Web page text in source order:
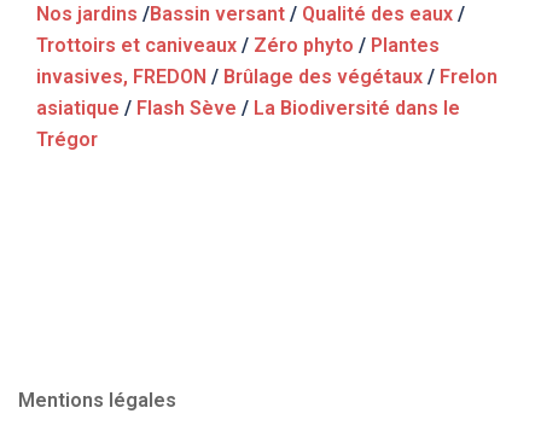
Nos jardins /Bassin versant / Qualité des eaux /
Trottoirs et caniveaux / Zéro phyto / Plantes
invasives, FREDON / Brûlage des végétaux / Frelon
asiatique / Flash Sève / La Biodiversité dans le
Trégor
Mentions légales